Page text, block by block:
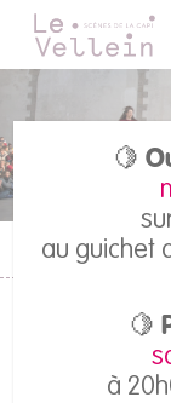
Accueil >Tous les
🍋
au guichet
🍋
à